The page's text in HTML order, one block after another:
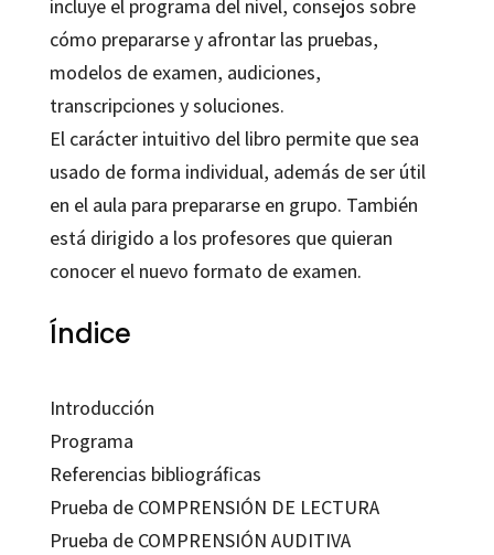
incluye el programa del nivel, consejos sobre
cómo prepararse y afrontar las pruebas,
modelos de examen, audiciones,
transcripciones y soluciones.
El carácter intuitivo del libro permite que sea
usado de forma individual, además de ser útil
en el aula para prepararse en grupo. También
está dirigido a los profesores que quieran
conocer el nuevo formato de examen.
Índice
Introducción
Programa
Referencias bibliográficas
Prueba de COMPRENSIÓN DE LECTURA
Prueba de COMPRENSIÓN AUDITIVA